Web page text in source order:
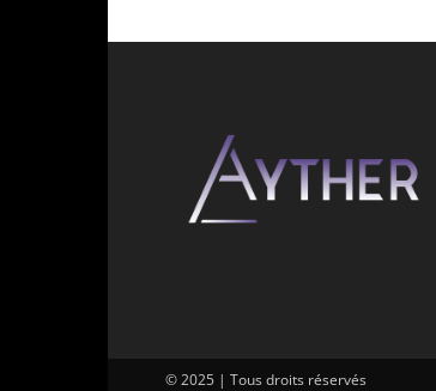
© 2025 | Tous droits réservés